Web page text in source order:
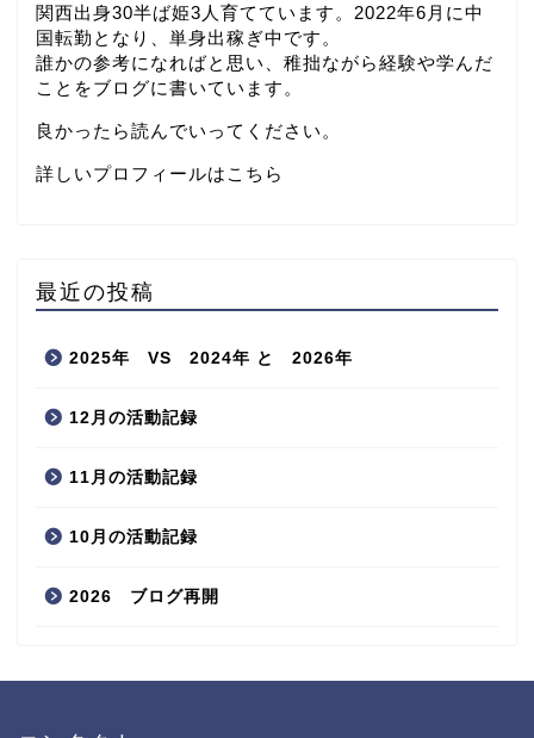
関西出身30半ば姫3人育てています。2022年6月に中
国転勤となり、単身出稼ぎ中です。
誰かの参考になればと思い、稚拙ながら経験や学んだ
ことをブログに書いています。
良かったら読んでいってください。
詳しいプロフィールはこちら
最近の投稿
2025年 VS 2024年 と 2026年
12月の活動記録
11月の活動記録
10月の活動記録
2026 ブログ再開